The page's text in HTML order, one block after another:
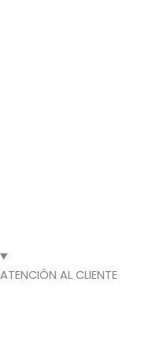
ATENCIÓN AL CLIENTE